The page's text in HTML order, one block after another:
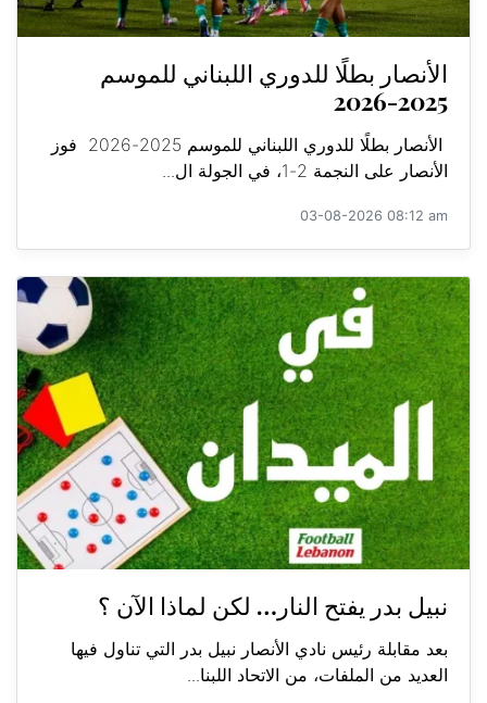
الأنصار بطلًا للدوري اللبناني للموسم
2025-2026
الأنصار بطلًا للدوري اللبناني للموسم 2025-2026 فوز
الأنصار على النجمة 2-1، في الجولة ال...
03-08-2026 08:12 am
نبيل بدر يفتح النار… لكن لماذا الآن ؟
بعد مقابلة رئيس نادي الأنصار نبيل بدر التي تناول فيها
العديد من الملفات، من الاتحاد اللبنا...